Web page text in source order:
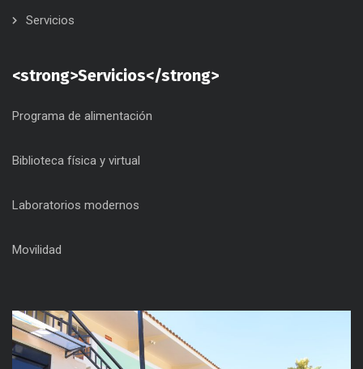
Servicios
<strong>Servicios</strong>
Programa de alimentación
Biblioteca física y virtual
Laboratorios modernos
Movilidad